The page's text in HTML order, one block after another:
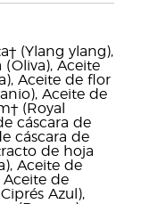
(Ylang ylang),
Aceite
Aceite de flor
Aceite de
(Royal
cáscara de
cáscara de
de hoja
Aceite de
Aceite de
Azul),